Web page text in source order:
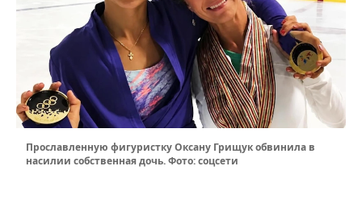
Прославленную фигуристку Оксану Грищук обвинила в
насилии собственная дочь. Фото: соцсети